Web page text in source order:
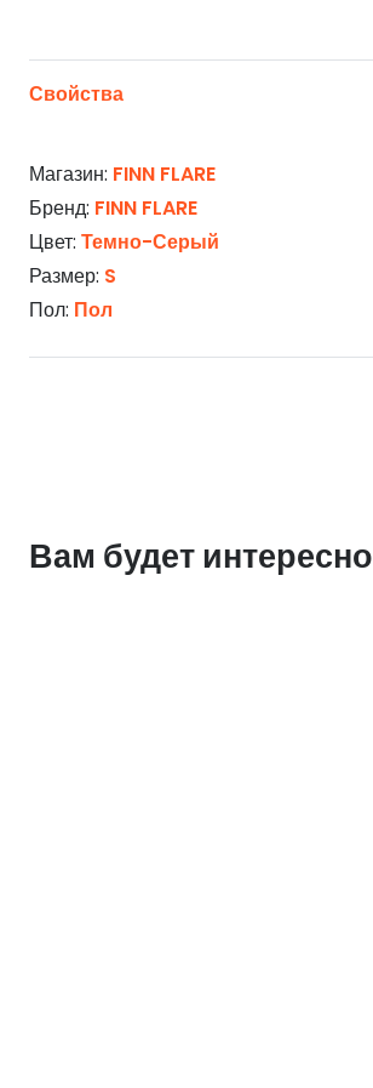
Свойства
Магазин: FINN FLARE
Бренд: FINN FLARE
Цвет: Темно-Серый
Размер: S
Пол: Пол
Вам будет интересно